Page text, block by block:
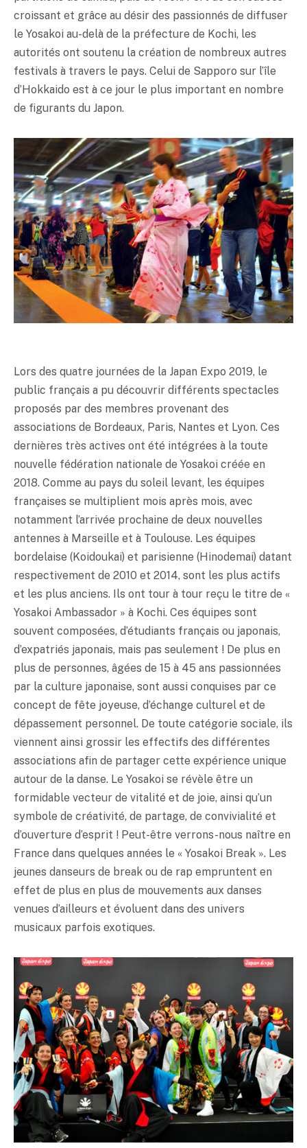
croissant et grâce au désir des passionnés de diffuser
le Yosakoi au-delà de la préfecture de Kochi, les
autorités ont soutenu la création de nombreux autres
festivals à travers le pays. Celui de Sapporo sur l’île
d’Hokkaido est à ce jour le plus important en nombre
de figurants du Japon.
Lors des quatre journées de la Japan Expo 2019, le
public français a pu découvrir différents spectacles
proposés par des membres provenant des
associations de Bordeaux, Paris, Nantes et Lyon. Ces
dernières très actives ont été intégrées à la toute
nouvelle fédération nationale de Yosakoi créée en
2018. Comme au pays du soleil levant, les équipes
françaises se multiplient mois après mois, avec
notamment l’arrivée prochaine de deux nouvelles
antennes à Marseille et à Toulouse. Les équipes
bordelaise (Koidoukai) et parisienne (Hinodemai) datant
respectivement de 2010 et 2014, sont les plus actifs
et les plus anciens. Ils ont tour à tour reçu le titre de «
Yosakoi Ambassador » à Kochi. Ces équipes sont
souvent composées, d’étudiants français ou japonais,
d’expatriés japonais, mais pas seulement ! De plus en
plus de personnes, âgées de 15 à 45 ans passionnées
par la culture japonaise, sont aussi conquises par ce
concept de fête joyeuse, d’échange culturel et de
dépassement personnel. De toute catégorie sociale, ils
viennent ainsi grossir les effectifs des différentes
associations afin de partager cette expérience unique
autour de la danse. Le Yosakoi se révèle être un
formidable vecteur de vitalité et de joie, ainsi qu’un
symbole de créativité, de partage, de convivialité et
d’ouverture d’esprit ! Peut-être verrons-nous naître en
France dans quelques années le « Yosakoi Break ». Les
jeunes danseurs de break ou de rap empruntent en
effet de plus en plus de mouvements aux danses
venues d’ailleurs et évoluent dans des univers
musicaux parfois exotiques.